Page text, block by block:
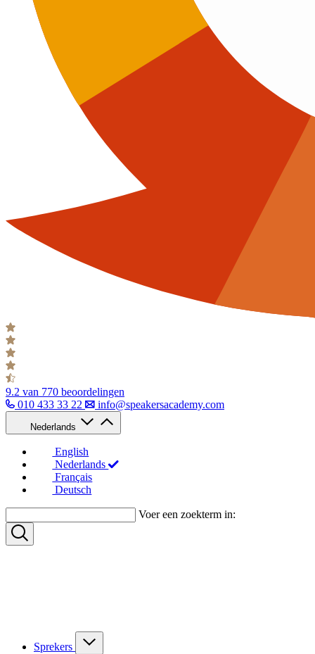
9.2 van 770 beoordelingen
010 433 33 22
info@speakersacademy.com
Nederlands
English
Nederlands
Français
Deutsch
Voer een zoekterm in:
Sprekers